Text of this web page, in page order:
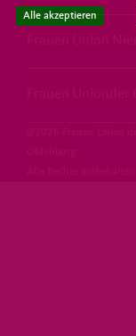
Alle akzeptieren